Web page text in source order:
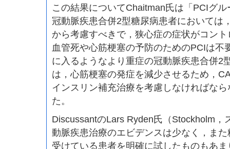
この結果についてChaitman氏は「PCIグ
冠動脈疾患合併2型糖尿病患者においては
から考慮すべきで，狭心症の症状がコン
血管死や心筋梗塞の予防のためのPCIは不
に入るようなより重症の冠動脈疾患合併2
は，心筋梗塞の発症を減少させるため，
インスリン補充治療を考慮しなければな
た。
DiscussantのLars Ryden氏（Stockholm，
動脈疾患治療のエビデンスは少なく，ま
受けている患者を明確に試したものもあ